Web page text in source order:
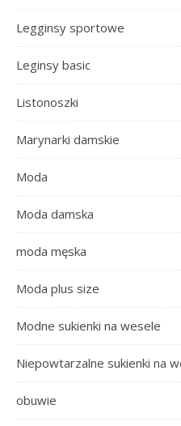
Legginsy sportowe
Leginsy basic
Listonoszki
Marynarki damskie
Moda
Moda damska
moda męska
Moda plus size
Modne sukienki na wesele
Niepowtarzalne sukienki na
obuwie